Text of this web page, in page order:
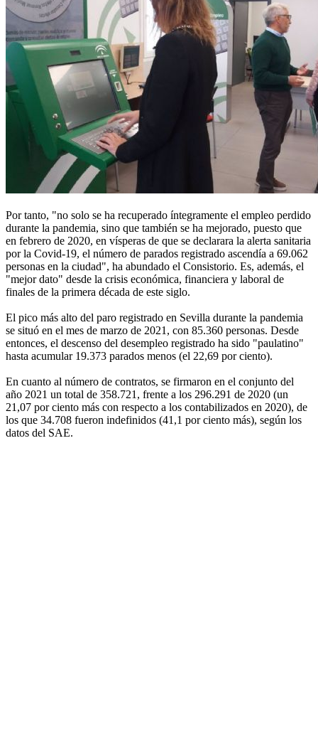
Por tanto, "no solo se ha recuperado íntegramente el empleo perdido
durante la pandemia, sino que también se ha mejorado, puesto que
en febrero de 2020, en vísperas de que se declarara la alerta sanitaria
por la Covid-19, el número de parados registrado ascendía a 69.062
personas en la ciudad", ha abundado el Consistorio. Es, además, el
"mejor dato" desde la crisis económica, financiera y laboral de
finales de la primera década de este siglo.
El pico más alto del paro registrado en Sevilla durante la pandemia
se situó en el mes de marzo de 2021, con 85.360 personas. Desde
entonces, el descenso del desempleo registrado ha sido "paulatino"
hasta acumular 19.373 parados menos (el 22,69 por ciento).
En cuanto al número de contratos, se firmaron en el conjunto del
año 2021 un total de 358.721, frente a los 296.291 de 2020 (un
21,07 por ciento más con respecto a los contabilizados en 2020), de
los que 34.708 fueron indefinidos (41,1 por ciento más), según los
datos del SAE.